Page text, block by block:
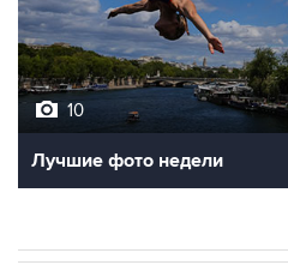
10
Лучшие фото недели